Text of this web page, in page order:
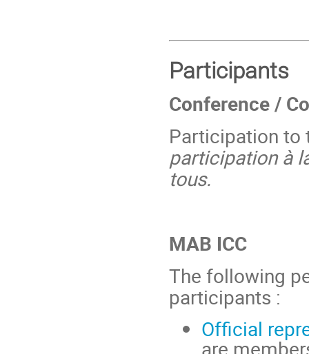
Participants
Conference /
Participation to
participation à
tous.
MAB ICC
The following
participants :
Official
are